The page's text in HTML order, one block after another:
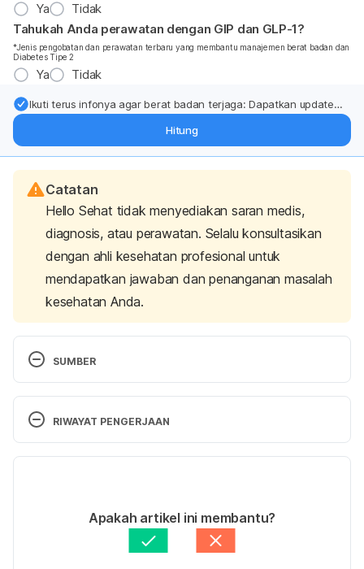
Ya
Tidak
Tahukah Anda perawatan dengan GIP dan GLP-1?
*Jenis pengobatan dan perawatan terbaru yang membantu manajemen berat badan dan
Diabetes Tipe 2
Ya Tidak
Ikuti terus infonya agar berat badan terjaga: Dapatkan update
Hitung
Catatan
Hello Sehat tidak menyediakan saran medis,
diagnosis, atau perawatan. Selalu konsultasikan
dengan ahli kesehatan profesional untuk
mendapatkan jawaban dan penanganan masalah
kesehatan Anda.
SUMBER
Diabetic Neuropathy Types: Symptoms Tell the
Story. Retrieved 14 February 2023, from
https://www.mayoclinic.org/diseases-
Peripheral Neuropathy. Retrieved 14 February 2023,
https://www.hopkinsmedicine.org/health/conditions
RIWAYAT PENGERJAAN
Ditulis oleh
dr. Nona Suci Rahayu, Sp. N
Diperbarui oleh: Ilham Fariq Maulana
Apakah artikel ini membantu?